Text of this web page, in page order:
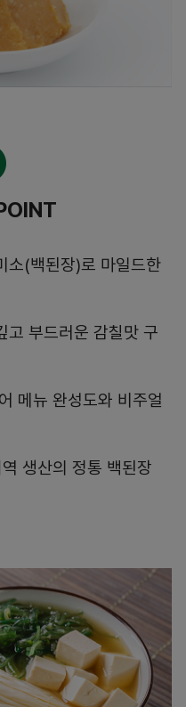
소(백된장)로 마일드한
고 부드러운 감칠맛 구
메뉴 완성도와 비주얼
생산의 정통 백된장